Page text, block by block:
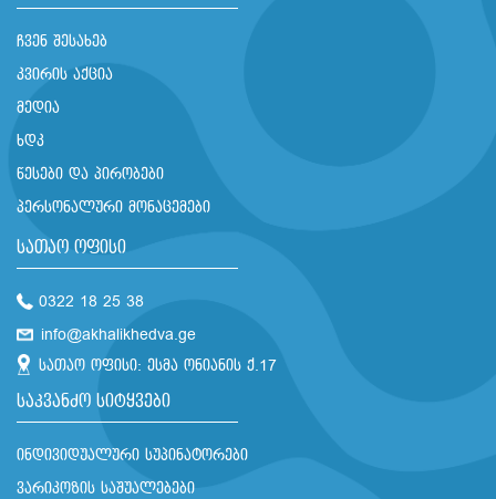
ჩვენ შესახებ
კვირის აქცია
მედია
ხდკ
წესები და პირობები
პერსონალური მონაცემები
სათაო ოფისი
0322 18 25 38
info@akhalikhedva.ge
სათაო ოფისი: ესმა ონიანის ქ.17
საკვანძო სიტყვები
ინდივიდუალური სუპინატორები
ვარიკოზის საშუალებები